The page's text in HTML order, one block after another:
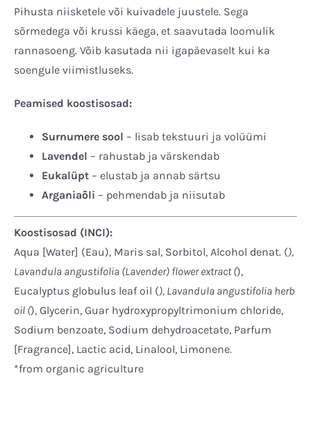
Pihusta niisketele või kuivadele juustele. Sega
sõrmedega või krussi käega, et saavutada loomulik
rannasoeng. Võib kasutada nii igapäevaselt kui ka
soengule viimistluseks.
Peamised koostisosad:
Surnumere sool – lisab tekstuuri ja volüümi
Lavendel – rahustab ja värskendab
Eukalüpt– elustab ja annab särtsu
Arganiaõli – pehmendab ja niisutab
Koostisosad (INCI):
Aqua [Water] (Eau), Maris sal, Sorbitol, Alcohol denat. (),
Lavandula angustifolia (Lavender) flower extract (),
Eucalyptus globulus leaf oil (), Lavandula angustifolia herb
oil (), Glycerin, Guar hydroxypropyltrimonium chloride,
Sodium benzoate, Sodium dehydroacetate, Parfum
[Fragrance], Lactic acid, Linalool, Limonene.
*from organic agriculture